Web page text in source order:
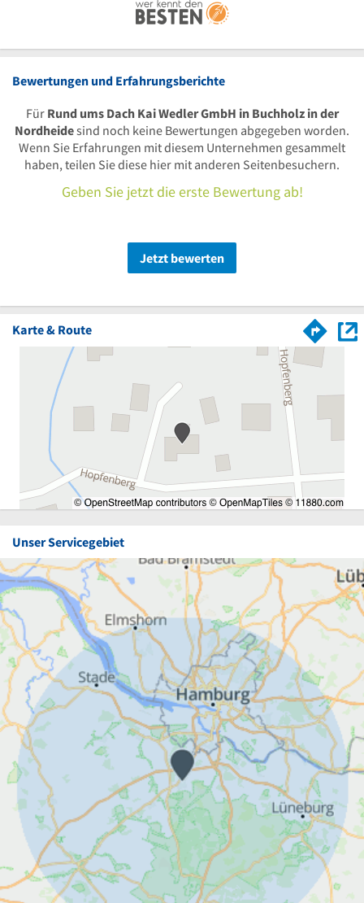
Bewertungen und Erfahrungsberichte
Für Rund ums Dach Kai Wedler GmbH in Buchholz in der
Nordheidesind noch keine Bewertungen abgegeben worden.
Wenn Sie Erfahrungen mit diesem Unternehmen gesammelt
haben, teilen Sie diese hier mit anderen Seitenbesuchern.
Geben Sie jetzt die erste Bewertung ab!
Jetzt bewerten
Karte & Route
Unser Servicegebiet